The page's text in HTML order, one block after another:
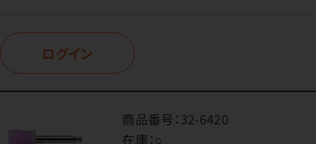
ログイン
商品番号：32-6420
在庫：○